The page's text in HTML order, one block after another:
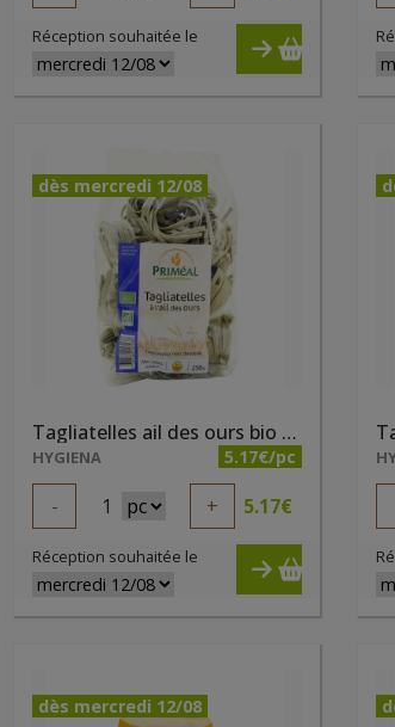
Réception souhaitée le
dès mercredi 12/08
Tagliatelles ail des ours bio 250g
HYGIENA 5.17€/pc
- 1 + 5.17€
Réception souhaitée le
dès mercredi 12/08